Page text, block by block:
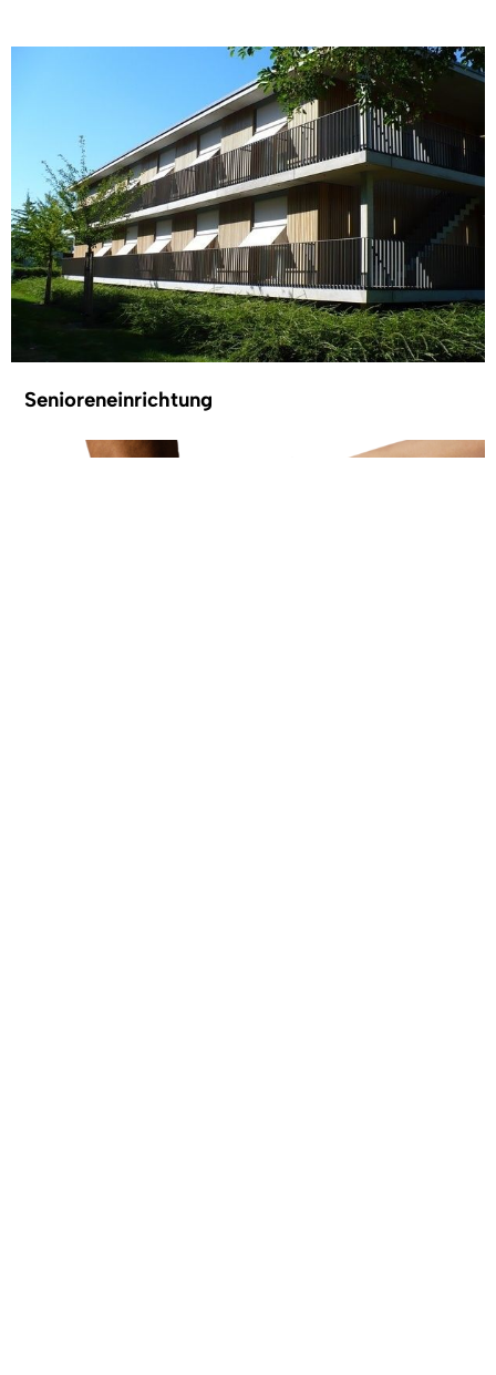
Senioreneinrichtung